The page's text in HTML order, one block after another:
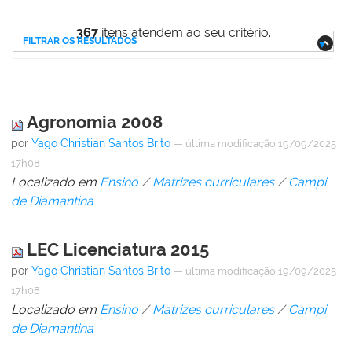
367itens atendem ao seu critério.
FILTRAR OS RESULTADOS
Agronomia 2008
por Yago Christian Santos Brito — última modificação 19/09/2025
17h08
Localizado em Ensino /Matrizes curriculares / Campi
de Diamantina
LEC Licenciatura 2015
por Yago Christian Santos Brito — última modificação 19/09/2025
17h08
Localizado em Ensino /Matrizes curriculares / Campi
de Diamantina